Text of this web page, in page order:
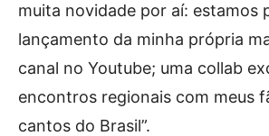
muita novidade por aí: estamos
lançamento da minha própria
canal no Youtube; uma collab
encontros regionais com meus
cantos do Brasil”.